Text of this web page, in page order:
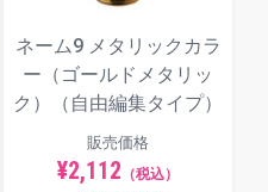
ネーム9 メタリックカラ
ー（ゴールドメタリッ
ク）（自由編集タイプ）
販売価格
¥2,112 （税込）